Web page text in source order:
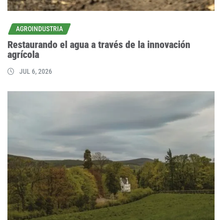
AGROINDUSTRIA
Restaurando el agua a través de la innovación
agrícola
JUL 6, 2026